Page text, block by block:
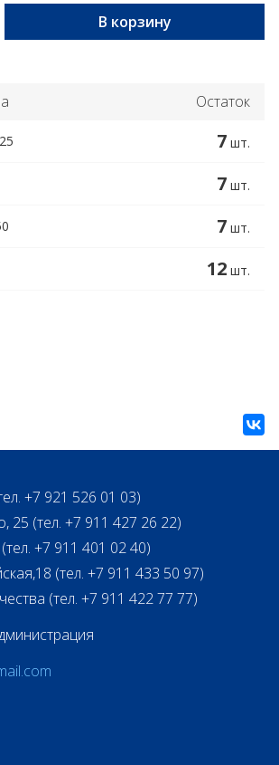
В корзину
Остаток
7 шт.
7 шт.
7 шт.
12 шт.
+7 921 526 01 03)
25 (тел. +7 911 427 26 22)
+7 911 401 02 40)
(тел. +7 911 433 50 97)
(тел. +7 911 422 77 77)